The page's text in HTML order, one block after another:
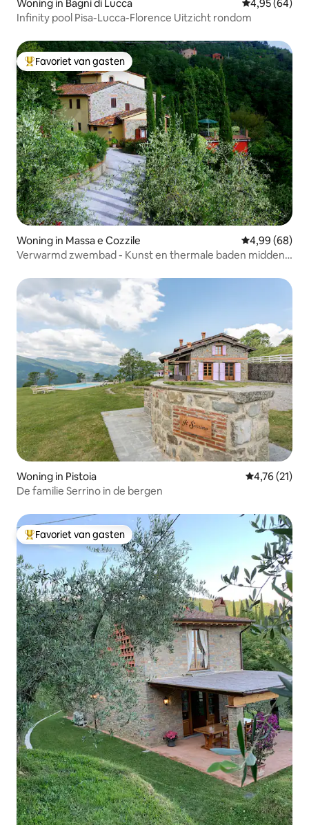
Woning in Bagni di Lucca Gemiddelde
4,95 (64)
Infinity pool Pisa-Lucca-Florence Uitzicht rondom
Topfavoriet van gasten
Favoriet van gasten
Woning in Massa e Cozzile Gemiddelde
4,99 (68)
Verwarmd zwembad - Kunst en thermale baden midden
Woning in Pistoia Gemiddelde
4,76 (21)
De familie Serrino in de bergen
Topfavoriet van gasten
Favoriet van gasten